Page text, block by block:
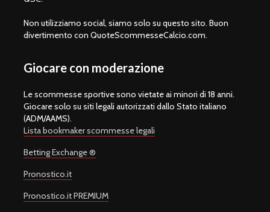
Non utilizziamo social, siamo solo su questo sito. Buon
divertimento con QuoteScommesseCalcio.com.
Giocare con moderazione
Le scommesse sportive sono vietate ai minori di 18 anni.
Giocare solo su siti legali autorizzati dallo Stato italiano
(ADM/AAMS).
Lista bookmaker scommesse legali
Betting Exchange ®
Pronostico.it
Pronostico.it PREMIUM